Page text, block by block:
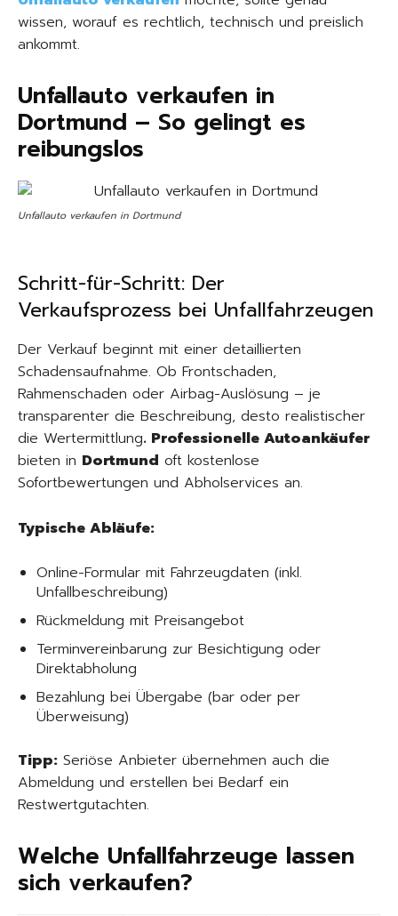
wissen, worauf es rechtlich, technisch und preislich
ankommt.
Unfallauto verkaufen in
Dortmund – So gelingt es
reibungslos
Unfallauto verkaufen in Dortmund
Schritt-für-Schritt: Der
Verkaufsprozess bei Unfallfahrzeugen
Der Verkauf beginnt mit einer detaillierten
Schadensaufnahme. Ob Frontschaden,
Rahmenschaden oder Airbag-Auslösung – je
transparenter die Beschreibung, desto realistischer
die Wertermittlung. Professionelle Autoankäufer
bieten in Dortmund oft kostenlose
Sofortbewertungen und Abholservices an.
Typische Abläufe:
Online-Formular mit Fahrzeugdaten (inkl.
Unfallbeschreibung)
Rückmeldung mit Preisangebot
Terminvereinbarung zur Besichtigung oder
Direktabholung
Bezahlung bei Übergabe (bar oder per
Überweisung)
Tipp: Seriöse Anbieter übernehmen auch die
Abmeldung und erstellen bei Bedarf ein
Restwertgutachten.
Welche Unfallfahrzeuge lassen
sich verkaufen?